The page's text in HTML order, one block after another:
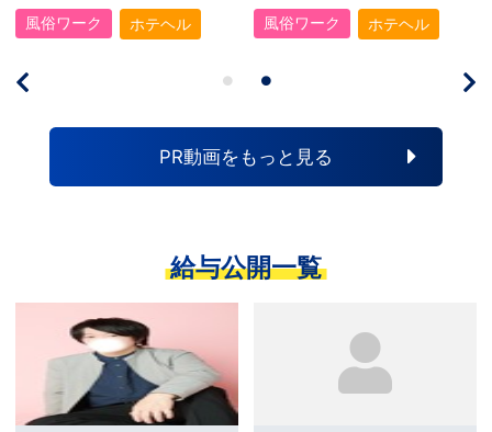
ーク
ホテヘル
風俗ワーク
風俗エステ
PR動画をもっと見る
給与公開一覧